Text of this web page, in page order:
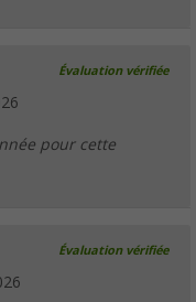
Évaluation vérifiée
pour cette
Évaluation vérifiée